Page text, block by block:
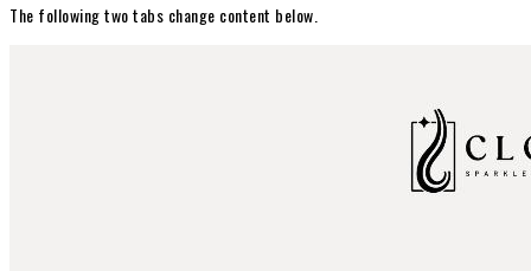
The following two tabs change content below.